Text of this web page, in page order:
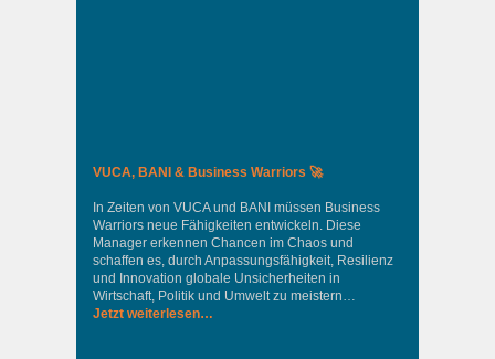
VUCA, BANI & Business Warriors 🚀
In Zeiten von VUCA und BANI müssen Business
Warriors neue Fähigkeiten entwickeln. Diese
Manager erkennen Chancen im Chaos und
schaffen es, durch Anpassungsfähigkeit, Resilienz
und Innovation globale Unsicherheiten in
Wirtschaft, Politik und Umwelt zu meistern…
Jetzt weiterlesen…